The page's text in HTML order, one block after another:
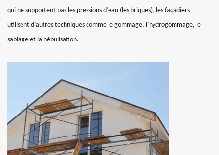
qui ne supportent pas les pressions d’eau (les briques), les façadiers
utilisent d’autres techniques comme le gommage, l’hydrogommage, le
sablage et la nébulisation.